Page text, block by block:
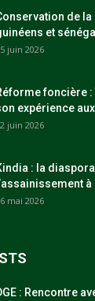
de la
et
juin 2026
foncière
expérience
juin 2026
: la
mai 2026
: Rencontre